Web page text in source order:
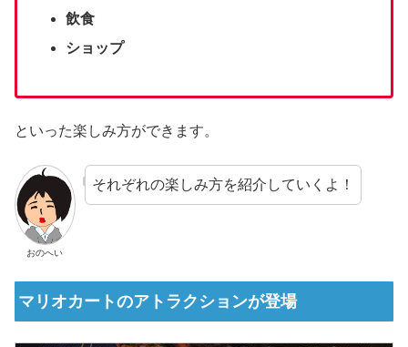
飲食
ショップ
といった楽しみ方ができます。
おのへい
それぞれの楽しみ方を紹介していくよ！
マリオカートのアトラクションが登場